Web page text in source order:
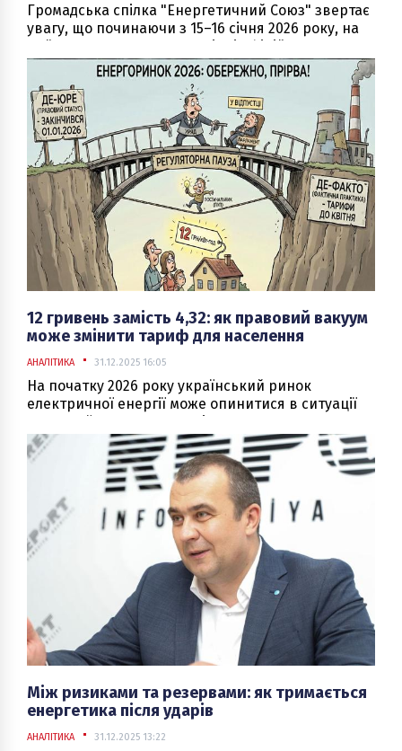
Громадська спілка "Енергетичний Союз" звертає
увагу, що починаючи з 15–16 січня 2026 року, на
найвищому державному рівні офіційно
визнається наявність надзвичайної ситуації в
енергетичній системі України. Масовані ракетно-
дронові атаки на об’єкти генерації, передачі та
розподілу електричної енергії призвели до
дефіциту потужностей, аварійних і погодинних
відключень, обмежень споживання та
необхідності застосування спеціальних кризових
механізмів управління енергосистемою.
12 гривень замість 4,32: як правовий вакуум
може змінити тариф для населення
АНАЛІТИКА 31.12.2025 16:05
На початку 2026 року український ринок
електричної енергії може опинитися в ситуації
правової невизначеності, яка матиме не лише
юридичні, а й безпосередні цінові наслідки для
побутових споживачів.
Між ризиками та резервами: як тримається
енергетика після ударів
АНАЛІТИКА 31.12.2025 13:22